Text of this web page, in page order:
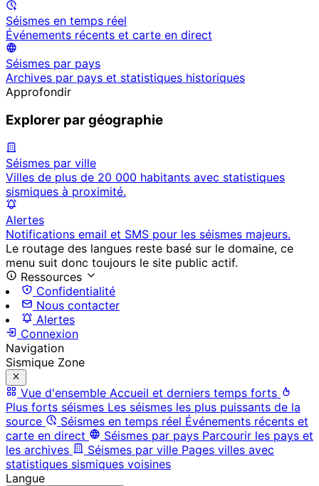
Séismes en temps réel
Événements récents et carte en direct
Séismes par pays
Archives par pays et statistiques historiques
Approfondir
Explorer par géographie
Séismes par ville
Villes de plus de 20 000 habitants avec statistiques
sismiques à proximité.
Alertes
Notifications email et SMS pour les séismes majeurs.
Le routage des langues reste basé sur le domaine, ce
menu suit donc toujours le site public actif.
Ressources
Confidentialité
Nous contacter
Alertes
Connexion
Navigation
Sismique Zone
Vue d'ensemble Accueil et derniers temps forts
Plus forts séismes Les séismes les plus puissants de la
source
Séismes en temps réel Événements récents et
carte en direct
Séismes par pays Parcourir les pays et
les archives
Séismes par ville Pages villes avec
statistiques sismiques voisines
Langue